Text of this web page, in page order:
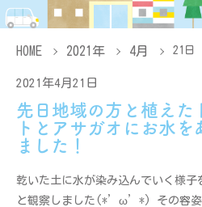
HOME 2021年 4月 21日
2021年4月21日
先日地域の方と植えた
トとアサガオにお水を
ました！
乾いた土に水が染み込んでいく様子
と観察しました(*’ω’*) その容姿